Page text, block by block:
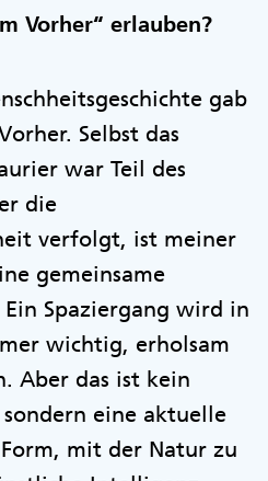
Vorher“ erlauben?
gab
Selbst das
war Teil des
die
verfolgt, ist meiner
gemeinsame
Spaziergang wird in
wichtig, erholsam
Aber das ist kein
eine aktuelle
mit der Natur zu